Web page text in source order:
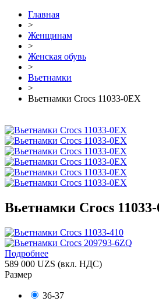
Главная
>
Женщинам
>
Женская обувь
>
Вьетнамки
>
Вьетнамки Crocs 11033-0EX
Вьетнамки Crocs
Подробнее
589 000 UZS (вкл. НДС)
Размер
36-37